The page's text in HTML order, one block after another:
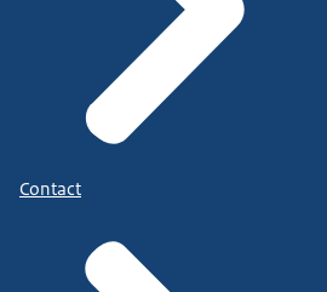
Contact